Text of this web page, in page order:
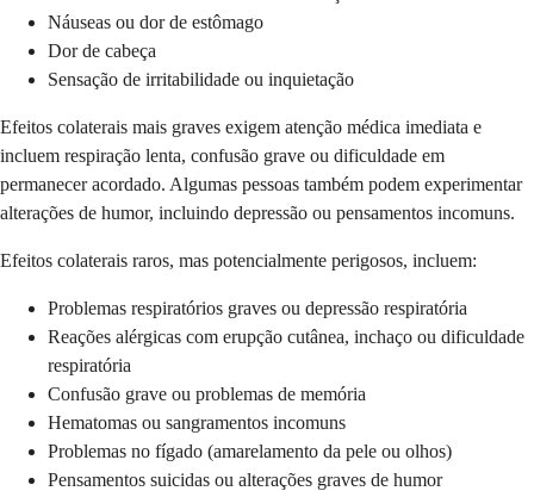
Náuseas ou dor de estômago
Dor de cabeça
Sensação de irritabilidade ou inquietação
Efeitos colaterais mais graves exigem atenção médica imediata e
incluem respiração lenta, confusão grave ou dificuldade em
permanecer acordado. Algumas pessoas também podem experimentar
alterações de humor, incluindo depressão ou pensamentos incomuns.
Efeitos colaterais raros, mas potencialmente perigosos, incluem:
Problemas respiratórios graves ou depressão respiratória
Reações alérgicas com erupção cutânea, inchaço ou dificuldade
respiratória
Confusão grave ou problemas de memória
Hematomas ou sangramentos incomuns
Problemas no fígado (amarelamento da pele ou olhos)
Pensamentos suicidas ou alterações graves de humor